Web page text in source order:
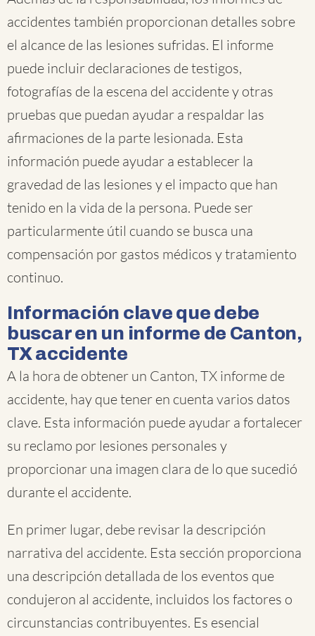
accidentes también proporcionan detalles sobre
el alcance de las lesiones sufridas. El informe
puede incluir declaraciones de testigos,
fotografías de la escena del accidente y otras
pruebas que puedan ayudar a respaldar las
afirmaciones de la parte lesionada. Esta
información puede ayudar a establecer la
gravedad de las lesiones y el impacto que han
tenido en la vida de la persona. Puede ser
particularmente útil cuando se busca una
compensación por gastos médicos y tratamiento
continuo.
Información clave que debe
buscar en un informe de Canton,
TX accidente
A la hora de obtener un Canton, TX informe de
accidente, hay que tener en cuenta varios datos
clave. Esta información puede ayudar a fortalecer
su reclamo por lesiones personales y
proporcionar una imagen clara de lo que sucedió
durante el accidente.
En primer lugar, debe revisar la descripción
narrativa del accidente. Esta sección proporciona
una descripción detallada de los eventos que
condujeron al accidente, incluidos los factores o
circunstancias contribuyentes. Es esencial